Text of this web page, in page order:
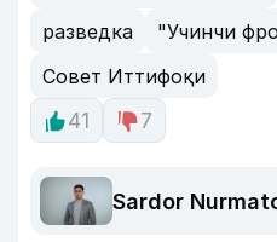
разведка
"Учинчи
Совет Иттифоқи
41
7
Sardor